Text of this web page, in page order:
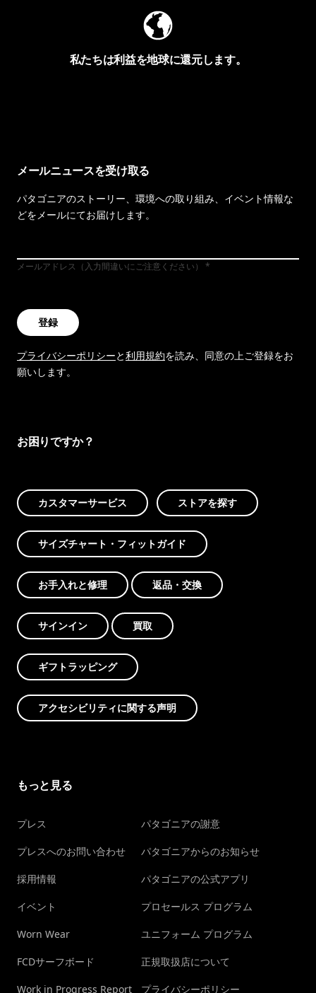
私たちは利益を地球に還元します。
メールニュースを受け取る
パタゴニアのストーリー、環境への取り組み、イベント情報な
どをメールにてお届けします。
メールアドレス（入力間違いにご注意ください）
登録
プライバシーポリシーと利用規約を読み、同意の上ご登録をお
願いします。
お困りですか？
カスタマーサービス ストアを探す
サイズチャート・フィットガイド
お手入れと修理 返品・交換
サインイン 買取
ギフトラッピング
アクセシビリティに関する声明
もっと見る
プレス
プレスへのお問い合わせ
採用情報
イベント
Worn Wear
FCDサーフボード
Work in Progress Report
パタゴニアの謝意
パタゴニアからのお知らせ
パタゴニアの公式アプリ
プロセールス プログラム
ユニフォーム プログラム
正規取扱店について
プライバシーポリシー